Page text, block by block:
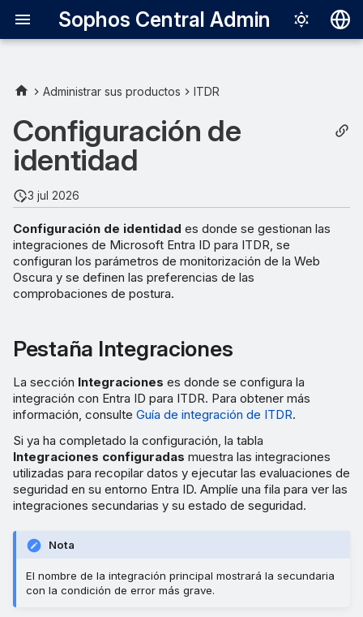
Sophos Central Admin
日本語
한국어
Português
Desactivar la integración
Editar la integración
Eliminar la integración
Pestaña Monitorización de la
Web Oscura
la supervisión de
Seleccionar usuarios para
usuarios VIP
Pestaña Preferencias de las
comprobaciones de postura
Filtrar y buscar
postura
Administrar sus productos ITDR
Configuración de
identidad
3 jul 2026
Configuración de identidad es donde se gestionan las
integraciones de Microsoft Entra ID para ITDR, se
configuran los parámetros de monitorización de la Web
Oscura y se definen las preferencias de las
comprobaciones de postura.
Pestaña Integraciones
La sección Integraciones es donde se configura la
integración con Entra ID para ITDR. Para obtener más
información, consulte Guía de integración de ITDR.
Si ya ha completado la configuración, la tabla
Integraciones configuradas muestra las integraciones
utilizadas para recopilar datos y ejecutar las evaluaciones de
seguridad en su entorno Entra ID. Amplíe una fila para ver las
integraciones secundarias y su estado de seguridad.
Nota
El nombre de la integración principal mostrará la secundaria
con la condición de error más grave.